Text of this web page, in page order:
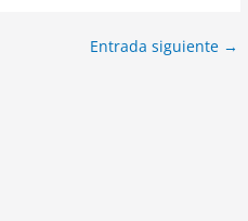
Entrada siguiente →